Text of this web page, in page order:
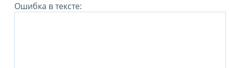
Ошибка в тексте: